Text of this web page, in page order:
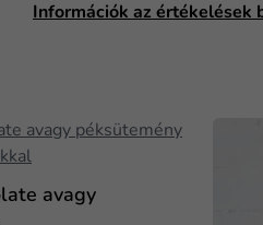
Információk az értékelések
avagy